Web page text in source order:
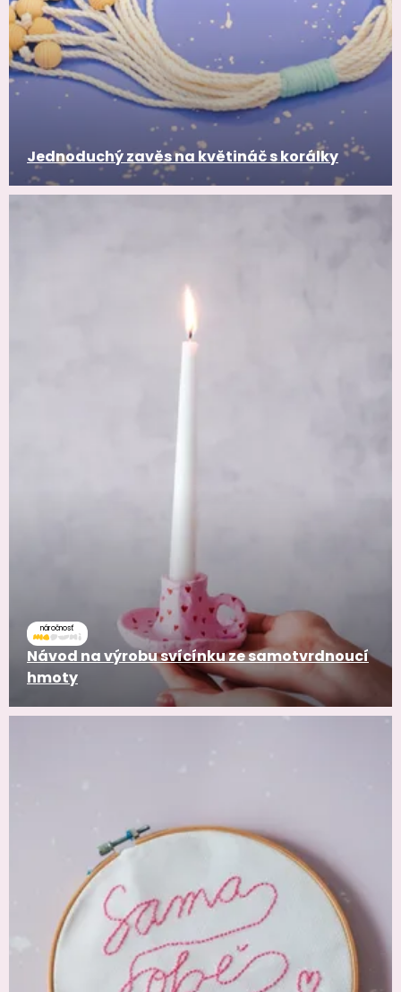
Jednoduchý zavěs na květináč s korálky
náročnosť
Návod na výrobu svícínku ze samotvrdnoucí
hmoty